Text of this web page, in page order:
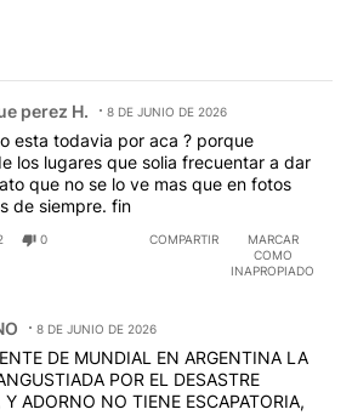
perez H. 8 DE JUNIO DE 2026
esta todavia por aca ? porque
los lugares que solia frecuentar a dar
que no se lo ve mas que en fotos
de siempre. fin
0 COMPARTIR
MARCAR
COMO
INAPROPIADO
BELLINO.
8 DE JUNIO DE 2026
DE MUNDIAL EN ARGENTINA LA
POR EL DESASTRE
Y ADORNO NO TIENE ESCAPATORIA,